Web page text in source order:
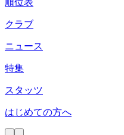
クラブ
ニュース
特集
スタッツ
はじめての方へ